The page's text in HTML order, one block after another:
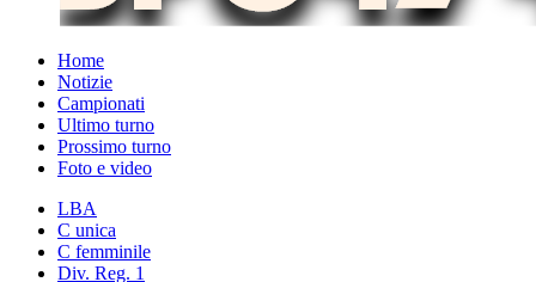
Home
Notizie
Campionati
Ultimo turno
Prossimo turno
Foto e video
LBA
C unica
C femminile
Div. Reg. 1